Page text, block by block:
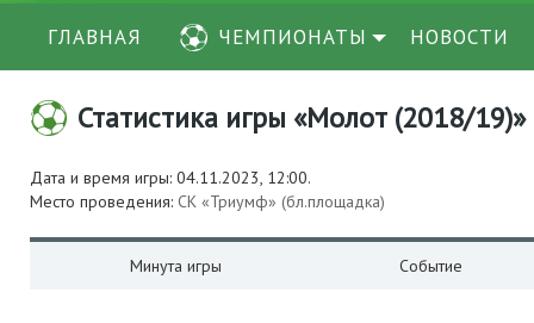
ГЛАВНАЯ ЧЕМПИОНАТЫ НОВОСТИ
Статистика игры «Молот (2018/
Дата и время игры: 04.11.2023, 12:00.
Место проведения: СК «Триумф» (бл.площадка)
Минута игры Событие